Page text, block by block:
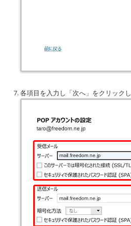
各項目を入力し「次へ」をクリック